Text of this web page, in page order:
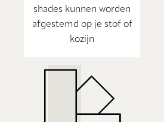
shades kunnen worden
afgestemd op je stof of
kozijn